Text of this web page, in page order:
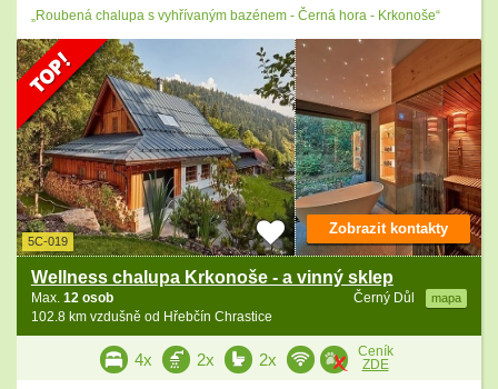
„Roubená chalupa s vyhřívaným bazénem - Černá hora - Krkonoše“
5C-019
Wellness chalupa Krkonoše - a vinný sklep
Černý Důl mapa
Max. 12 osob
102.8 km vzdušně od Hřebčín Chrastice
Zobrazit kontakty
4x 2x 2x
Ceník
ZDE